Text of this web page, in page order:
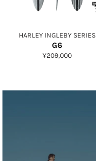
HARLEY INGLEBY SERIES
G6
通
¥209,000